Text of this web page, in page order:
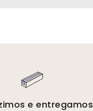
e entregamos